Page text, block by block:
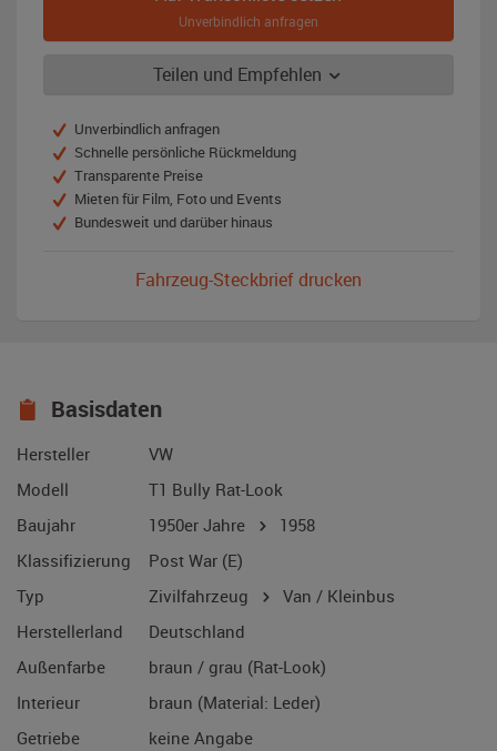
Look)
Unverbindlich anfragen
Teilen und Empfehlen
Unverbindlich anfragen
Schnelle persönliche Rückmeldung
Transparente Preise
Mieten für Film, Foto und Events
Bundesweit und darüber hinaus
Fahrzeug-Steckbrief drucken
Basisdaten
Hersteller
VW
Modell
T1 Bully Rat-Look
Baujahr
1950er Jahre
1958
Klassifizierung
Post War (E)
Typ
Zivilfahrzeug
Van / Kleinbus
Herstellerland
Deutschland
Außenfarbe
braun / grau (Rat-Look)
Interieur
braun (Material: Leder)
Getriebe
keine Angabe